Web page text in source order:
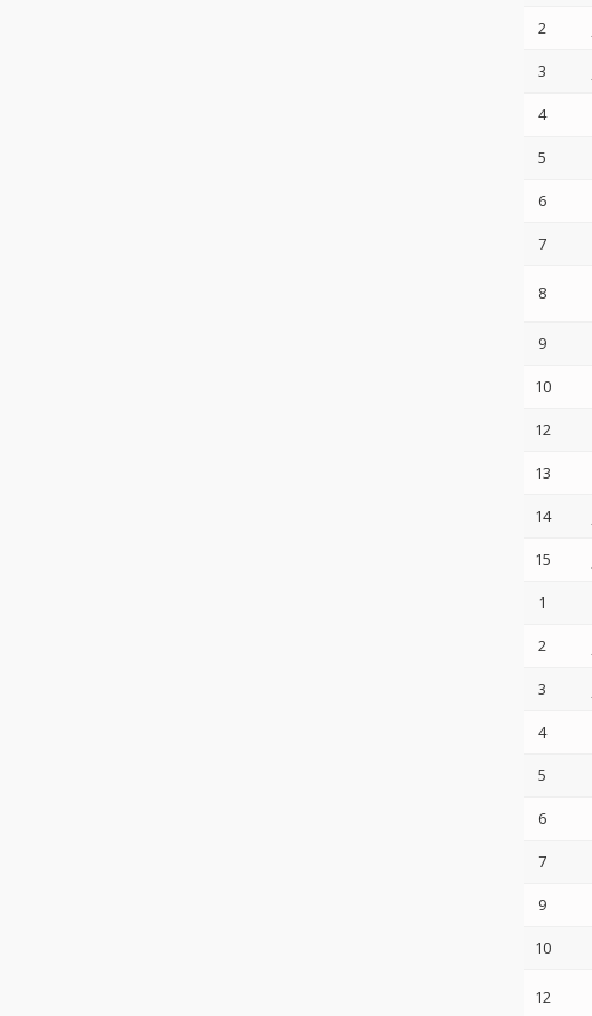
2
3
4
5
6
7
8
9
10
12
13
14
15
1
2
3
4
5
6
7
9
10
12